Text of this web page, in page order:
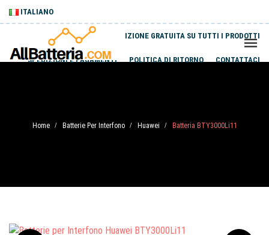
ITALIANO
SPEDIZIONE GRATUITA SU TUTTI I PRODOTTI
SPEDIZIONI E PAGAMENTI POLITICA DI RITORNO CONTATTACI
Home / Batterie Per Interfono / Huawei / Batteria BTY3000Li11